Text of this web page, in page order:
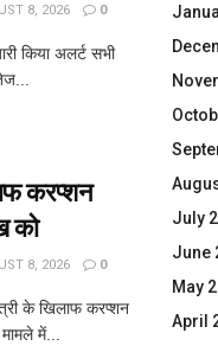
8, 2026 0
किया अलर्ट सभी
करप्शन
को
8, 2026 0
के खिलाफ करप्शन
में...
July
June
May
April